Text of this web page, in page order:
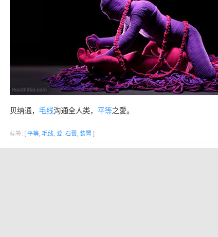
贝纳通， 毛线沟通全人类， 平等之愛。
标签: [ 平等, 毛线, 爱, 石膏, 装置 ]